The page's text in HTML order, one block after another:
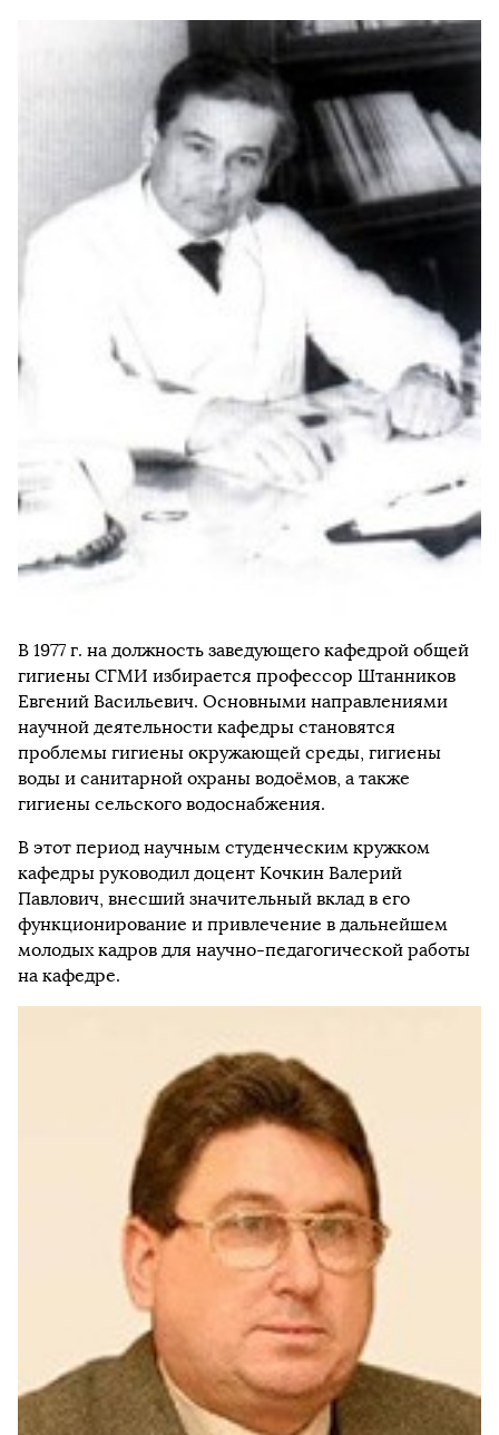
В 1977 г. на должность заведующего кафедрой общей
гигиены СГМИ избирается профессор Штанников
Евгений Васильевич. Основными направлениями
научной деятельности кафедры становятся
проблемы гигиены окружающей среды, гигиены
воды и санитарной охраны водоёмов, а также
гигиены сельского водоснабжения.
В этот период научным студенческим кружком
кафедры руководил доцент Кочкин Валерий
Павлович, внесший значительный вклад в его
функционирование и привлечение в дальнейшем
молодых кадров для научно-педагогической работы
на кафедре.